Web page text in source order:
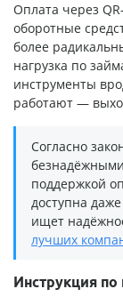
Оплата через
оборотные
более
нагрузка по
инструменты
работают —
Согласно
поддержкой
доступна
ищет
лучших
Инструкция